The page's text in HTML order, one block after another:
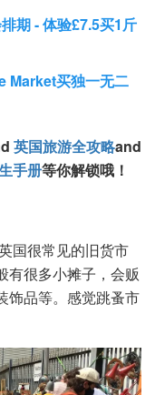
期 - 体验£7.5买1斤
Market买独一无二
英国旅游全攻略and
手册等你解锁哦！
国很常见的旧货市
有很多小摊子，会贩
饰品等。感觉跳蚤市